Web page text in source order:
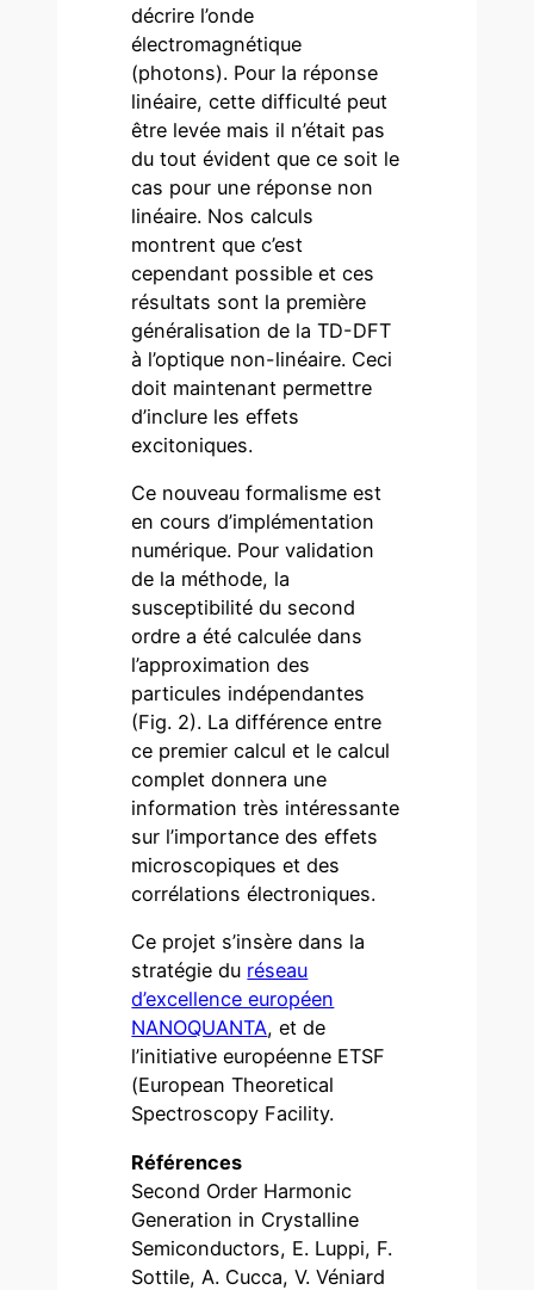
décrire l’onde
électromagnétique
(photons). Pour la réponse
linéaire, cette difficulté peut
être levée mais il n’était pas
du tout évident que ce soit le
cas pour une réponse non
linéaire. Nos calculs
montrent que c’est
cependant possible et ces
résultats sont la première
généralisation de la TD-DFT
à l’optique non-linéaire. Ceci
doit maintenant permettre
d’inclure les effets
excitoniques.
Ce nouveau formalisme est
en cours d’implémentation
numérique. Pour validation
de la méthode, la
susceptibilité du second
ordre a été calculée dans
l’approximation des
particules indépendantes
(Fig. 2). La différence entre
ce premier calcul et le calcul
complet donnera une
information très intéressante
sur l’importance des effets
microscopiques et des
corrélations électroniques.
Ce projet s’insère dans la
stratégie du réseau
d’excellence européen
NANOQUANTA, et de
l’initiative européenne ETSF
(European Theoretical
Spectroscopy Facility.
Références
Second Order Harmonic
Generation in Crystalline
Semiconductors, E. Luppi, F.
Sottile, A. Cucca, V. Véniard